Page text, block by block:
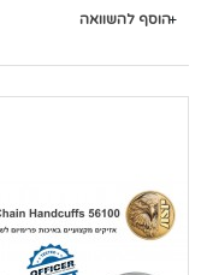
הוסף להשוואה